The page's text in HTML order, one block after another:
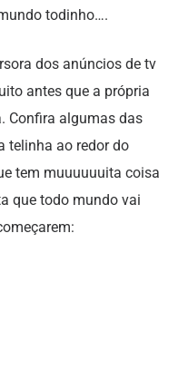
todinho….
dos anúncios de tv
antes que a própria
Confira algumas das
telinha ao redor do
tem muuuuuuita coisa
que todo mundo vai